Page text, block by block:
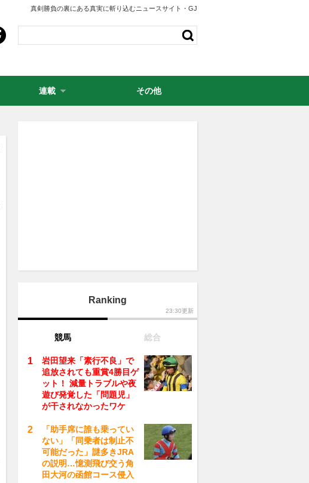
真剣勝負の裏にある真実に斬り込むニュースサイト・GJ
Ranking
23:30更新
競馬 総合
岩田望来「素行不良」で
追放されても重賞4勝目ゲ
ット！ 減量トラブルや夜
遊び発覚した「問題児」
が干されなかったワケ
「助手席に誰も乗ってい
ない」「同乗者は制止不
可能だった」謎多きJRA
の説明…憶測飛び交う角
田大河の函館コース侵入
連載 その他